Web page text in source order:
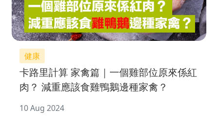
健康
卡路里計算 家禽篇｜一個雞部位原來係紅
肉？ 減重應該食雞鴨鵝邊種家禽？
10 Aug 2024